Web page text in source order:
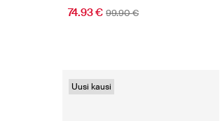
74.93 € 99.90 €
Uusi kausi